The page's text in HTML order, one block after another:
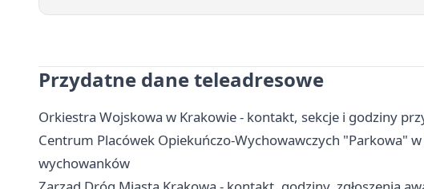
Przydatne dane teleadresowe
Orkiestra Wojskowa w Krakowie - kontakt, sekcje i godziny
Centrum Placówek Opiekuńczo-Wychowawczych "Parkowa"
wychowanków